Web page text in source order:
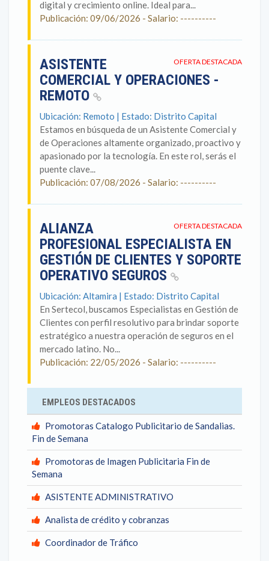
digital y crecimiento online. Ideal para...
Publicación: 09/06/2026 - Salario: ----------
OFERTA DESTACADA
ASISTENTE
COMERCIAL Y OPERACIONES -
REMOTO
Ubicación: Remoto | Estado: Distrito Capital
Estamos en búsqueda de un Asistente Comercial y
de Operaciones altamente organizado, proactivo y
apasionado por la tecnología. En este rol, serás el
puente clave...
Publicación: 07/08/2026 - Salario: ----------
OFERTA DESTACADA
ALIANZA
PROFESIONAL ESPECIALISTA EN
GESTIÓN DE CLIENTES Y SOPORTE
OPERATIVO SEGUROS
Ubicación: Altamira | Estado: Distrito Capital
En Sertecol, buscamos Especialistas en Gestión de
Clientes con perfil resolutivo para brindar soporte
estratégico a nuestra operación de seguros en el
mercado latino. No...
Publicación: 22/05/2026 - Salario: ----------
EMPLEOS DESTACADOS
Promotoras Catalogo Publicitario de Sandalias.
Fin de Semana
Promotoras de Imagen Publicitaria Fin de
Semana
ASISTENTE ADMINISTRATIVO
Analista de crédito y cobranzas
Coordinador de Tráfico